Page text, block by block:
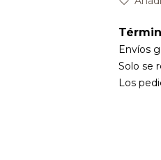
Envíos
Solo se
Los